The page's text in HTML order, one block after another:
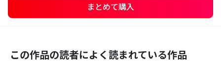
まとめて購入
この作品の読者によく読まれている作品